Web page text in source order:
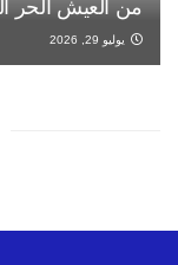
من العيش الحر
يوليو 29, 2026